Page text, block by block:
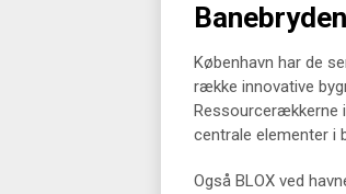
København har de
række innovative
Ressourcerækkerne
centrale elementer i
Også BLOX ved